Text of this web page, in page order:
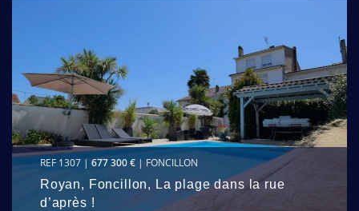
REF 1307 | 677 300 € | FONCILLON
Royan, Foncillon, La plage dans la rue
d’après !